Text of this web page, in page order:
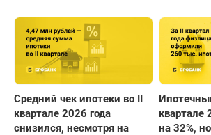
Средний чек ипотеки во II
квартале 2026 года
снизился, несмотря на
квартале
на 32%,